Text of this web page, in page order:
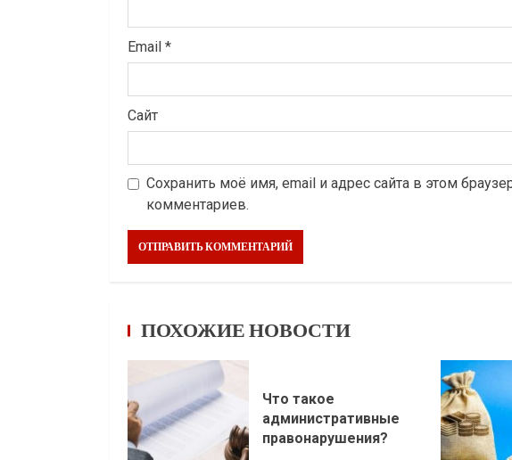
Email *
Сайт
Сохранить моё имя, email и адрес сайта в этом
комментариев.
ПОХОЖИЕ НОВОСТИ
Что такое
административные
правонарушения?